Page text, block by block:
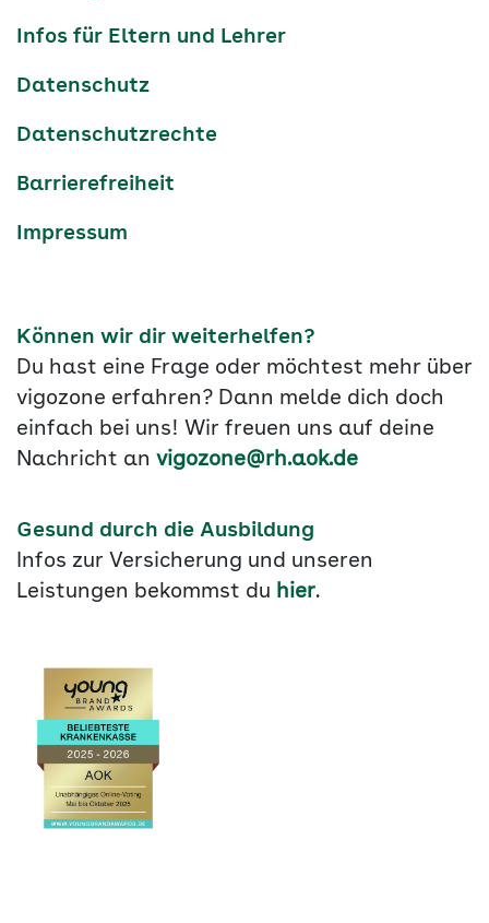
Infos für Eltern und Lehrer
Datenschutz
Datenschutzrechte
Barrierefreiheit
Impressum
Können wir dir weiterhelfen?
Du hast eine Frage oder möchtest mehr über
vigozone erfahren? Dann melde dich doch
einfach bei uns! Wir freuen uns auf deine
Nachricht an vigozone@rh.aok.de
Gesund durch die Ausbildung
Infos zur Versicherung und unseren
Leistungen bekommst du hier.